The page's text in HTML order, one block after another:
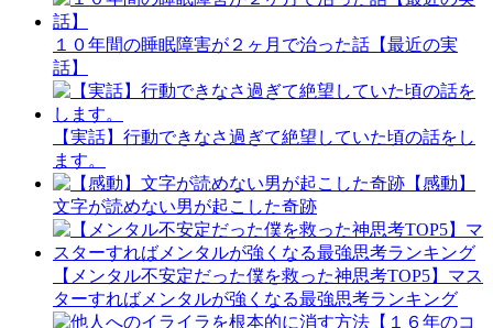
１０年間の睡眠障害が２ヶ月で治った話【最近の実
話】
【実話】行動できなさ過ぎて絶望していた頃の話をし
ます。
【感動】
文字が読めない男が起こした奇跡
【メンタル不安定だった僕を救った神思考TOP5】マス
ターすればメンタルが強くなる最強思考ランキング